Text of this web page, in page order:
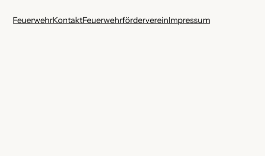
FeuerwehrKontaktFeuerwehrfördervereinImpressum